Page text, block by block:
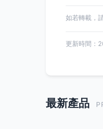
如若轉載，
更新時間：
最新產品